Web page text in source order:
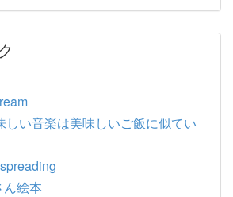
しい音楽は美味しいご飯に似てい
絵本